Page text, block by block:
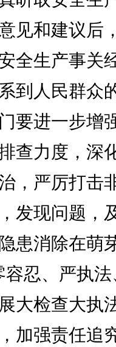
见和建议后
全生产事关
到人民群众
要进一步增
查力度，深
，严厉打击
发现问题，
患消除在萌
忍、严执
大检查大执
加强责任追